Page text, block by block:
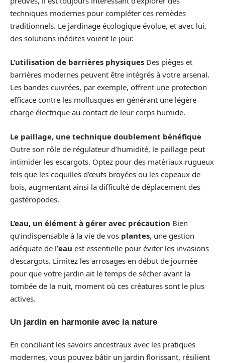
techniques modernes pour compléter ces remèdes
traditionnels. Le jardinage écologique évolue, et avec lui,
des solutions inédites voient le jour.
L’utilisation de barrières physiques Des pièges et
barrières modernes peuvent être intégrés à votre arsenal.
Les bandes cuivrées, par exemple, offrent une protection
efficace contre les mollusques en générant une légère
charge électrique au contact de leur corps humide.
Le paillage, une technique doublement bénéfique
Outre son rôle de régulateur d’humidité, le paillage peut
intimider les escargots. Optez pour des matériaux rugueux
tels que les coquilles d’œufs broyées ou les copeaux de
bois, augmentant ainsi la difficulté de déplacement des
gastéropodes.
L’eau, un élément à gérer avec précaution Bien
qu’indispensable à la vie de vos plantes, une gestion
adéquate de l’eau est essentielle pour éviter les invasions
d’escargots. Limitez les arrosages en début de journée
pour que votre jardin ait le temps de sécher avant la
tombée de la nuit, moment où ces créatures sont le plus
actives.
Un jardin en harmonie avec la nature
En conciliant les savoirs ancestraux avec les pratiques
modernes, vous pouvez bâtir un jardin florissant, résilient